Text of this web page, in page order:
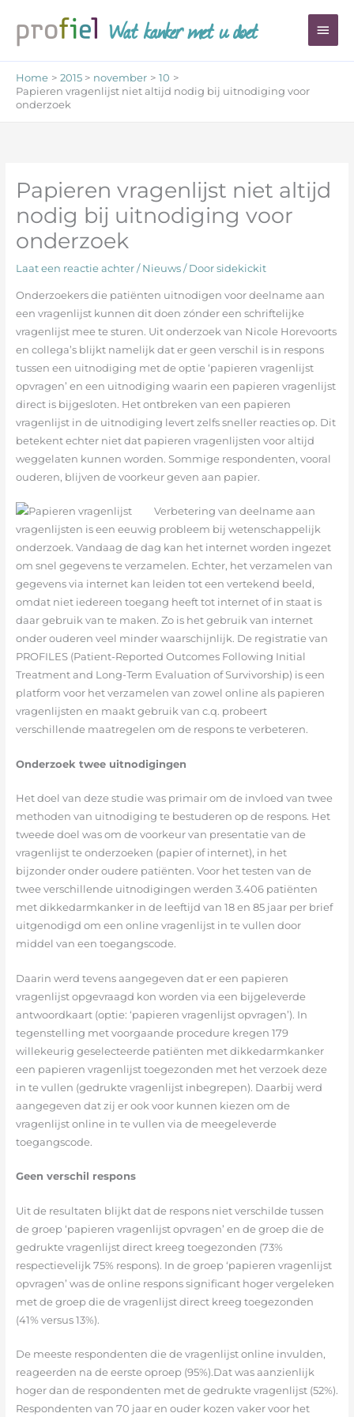
naar
inhoud
Wat kanker met u doet
Home 2015 november
10
Papieren vragenlijst niet altijd nodig bij uitnodiging voor
onderzoek
Papieren vragenlijst niet altijd
nodig bij uitnodiging voor
onderzoek
Laat een reactie achter / Nieuws/ Door sidekickit
Onderzoekers die patiënten uitnodigen voor deelname aan
een vragenlijst kunnen dit doen zónder een schriftelijke
vragenlijst mee te sturen. Uit onderzoek van Nicole Horevoorts
en collega’s blijkt namelijk dat er geen verschil is in respons
tussen een uitnodiging met de optie ‘papieren vragenlijst
opvragen’ en een uitnodiging waarin een papieren vragenlijst
direct is bijgesloten. Het ontbreken van een papieren
vragenlijst in de uitnodiging levert zelfs sneller reacties op. Dit
betekent echter niet dat papieren vragenlijsten voor altijd
weggelaten kunnen worden. Sommige respondenten, vooral
ouderen, blijven de voorkeur geven aan papier.
Verbetering van deelname aan
vragenlijsten is een eeuwig probleem bij wetenschappelijk
onderzoek. Vandaag de dag kan het internet worden ingezet
om snel gegevens te verzamelen. Echter, het verzamelen van
gegevens via internet kan leiden tot een vertekend beeld,
omdat niet iedereen toegang heeft tot internet of in staat is
daar gebruik van te maken. Zo is het gebruik van internet
onder ouderen veel minder waarschijnlijk. De registratie van
PROFILES (Patient-Reported Outcomes Following Initial
Treatment and Long-Term Evaluation of Survivorship) is een
platform voor het verzamelen van zowel online als papieren
vragenlijsten en maakt gebruik van c.q. probeert
verschillende maatregelen om de respons te verbeteren.
Onderzoek twee uitnodigingen
Het doel van deze studie was primair om de invloed van twee
methoden van uitnodiging te bestuderen op de respons. Het
tweede doel was om de voorkeur van presentatie van de
vragenlijst te onderzoeken (papier of internet), in het
bijzonder onder oudere patiënten. Voor het testen van de
twee verschillende uitnodigingen werden 3.406 patiënten
met dikkedarmkanker in de leeftijd van 18 en 85 jaar per brief
uitgenodigd om een online vragenlijst in te vullen door
middel van een toegangscode.
Daarin werd tevens aangegeven dat er een papieren
vragenlijst opgevraagd kon worden via een bijgeleverde
antwoordkaart (optie: ‘papieren vragenlijst opvragen’). In
tegenstelling met voorgaande procedure kregen 179
willekeurig geselecteerde patiënten met dikkedarmkanker
een papieren vragenlijst toegezonden met het verzoek deze
in te vullen (gedrukte vragenlijst inbegrepen). Daarbij werd
aangegeven dat zij er ook voor kunnen kiezen om de
vragenlijst online in te vullen via de meegeleverde
toegangscode.
Geen verschil respons
Uit de resultaten blijkt dat de respons niet verschilde tussen
de groep ‘papieren vragenlijst opvragen’ en de groep die de
gedrukte vragenlijst direct kreeg toegezonden (73%
respectievelijk 75% respons). In de groep ‘papieren vragenlijst
opvragen’ was de online respons significant hoger vergeleken
met de groep die de vragenlijst direct kreeg toegezonden
(41% versus 13%).
De meeste respondenten die de vragenlijst online invulden,
reageerden na de eerste oproep (95%).Dat was aanzienlijk
hoger dan de respondenten met de gedrukte vragenlijst (52%).
Respondenten van 70 jaar en ouder kozen vaker voor het